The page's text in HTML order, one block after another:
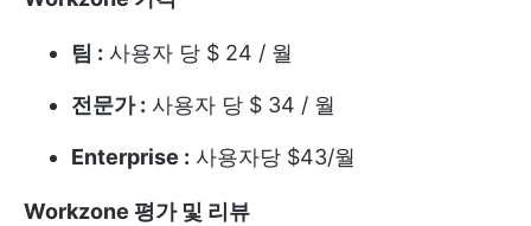
팀 : 사용자 당 $ 24 / 월
전문가 : 사용자 당 $ 34 / 월
Enterprise : 사용자당 $43/월
Workzone 평가 및 리뷰